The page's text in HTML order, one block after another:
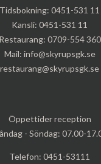
Tidsbokning:0451-531 11
Kansli:0451-531 11
Restaurang: 0709-554 360
Mail: info@skyrupsgk.se
restaurang@skyrupsgk.se
Öppettider reception
- Söndag: 07.00-
Telefon: 0451-53111